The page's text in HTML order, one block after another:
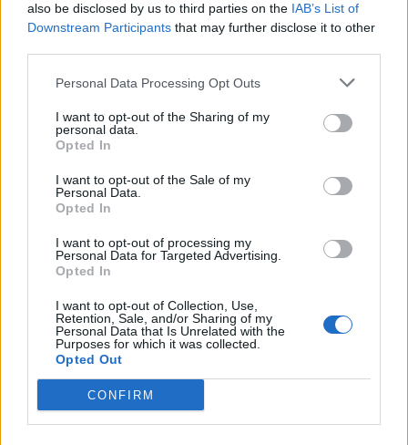
also be disclosed by us to third parties on the IAB’s List of
Downstream Participants that may further disclose it to other
Personal Data Processing Opt Outs
I want to opt-out of the Sharing of my
personal data.
Opted In
I want to opt-out of the Sale of my
Personal Data.
Opted In
I want to opt-out of processing my
Personal Data for Targeted Advertising.
Opted In
I want to opt-out of Collection, Use,
Retention, Sale, and/or Sharing of my
Personal Data that Is Unrelated with the
Purposes for which it was collected.
Opted Out
CONFIRM